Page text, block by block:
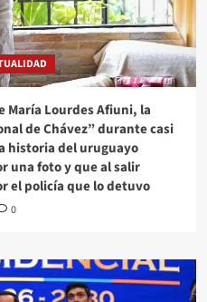
María Lourdes Afiuni, la
de Chávez” durante casi
historia del uruguayo
una foto y que al salir
el policía que lo detuvo
0